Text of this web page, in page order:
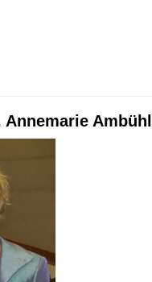
Annemarie Ambühl